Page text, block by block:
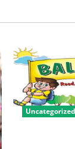
Uncategorized